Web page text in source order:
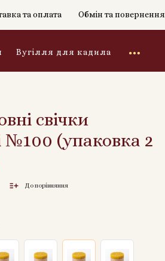
та оплата Обмін та повернення
Вугілля для кадила
свічки
№100 (упаковка 2
До порівняння